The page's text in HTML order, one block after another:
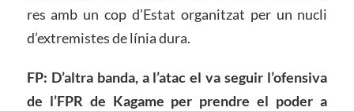
res amb un cop d’Estat organitzat per un nucli
d’extremistes de línia dura.
FP: D’altra banda, a l’atac el va seguir l’ofensiva
de l’FPR de Kagame per prendre el poder a